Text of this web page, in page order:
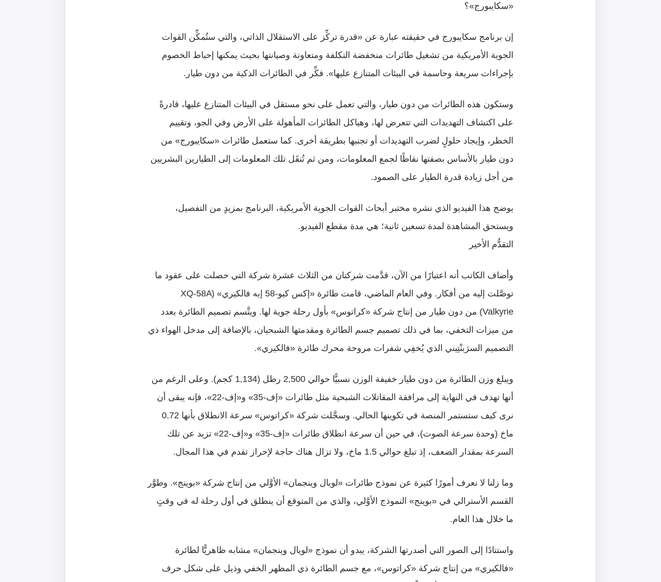
«سكايبورج»؟
إن برنامج سكايبورج في حقيقته عبارة عن «قدرة تركِّز على الاستقلال الذاتي، والتي ستُمكِّن القوات
الجوية الأمريكية من تشغيل طائرات منخفضة التكلفة ومتعاونة وصيانتها بحيث يمكنها إحباط الخصوم
بإجراءات سريعة وحاسمة في البيئات المتنازع عليها». فكِّر في الطائرات الذكية من دون طيار.
وستكون هذه الطائرات من دون طيار، والتي تعمل على نحو مستقل في البيئات المتنازع عليها، قادرةً
على اكتشاف التهديدات التي تتعرض لها، وهياكل الطائرات المأهولة على الأرض وفي الجو، وتقييم
الخطر، وإيجاد حلولٍ لضرب التهديدات أو تجنبها بطريقة أخرى. كما ستعمل طائرات «سكايبورج» من
دون طيار بالأساس بصفتها نقاطًا لجمع المعلومات، ومن ثم تُنقَل تلك المعلومات إلى الطيارين البشريين
من أجل زيادة قدرة الطيار على الصمود.
يوضح هذا الفيديو الذي نشره مختبر أبحاث القوات الجوية الأمريكية، البرنامج بمزيدٍ من التفصيل،
ويستحق المشاهدة لمدة تسعين ثانية؛ هي مدة مقطع الفيديو.
التقدُّم الأخير
وأضاف الكاتب أنه اعتبارًا من الآن، قدَّمت شركتان من الثلاث عشرة شركة التي حصلت على عقود ما
توصَّلت إليه من أفكار. وفي العام الماضي، قامت طائرة «إكس كيو-58 إيه فالكيري» (XQ-58A
Valkyrie) من دون طيار من إنتاج شركة «كراتوس» بأول رحلة جوية لها. ويتَّسم تصميم الطائرة بعدد
من ميزات التخفي، بما في ذلك تصميم جسم الطائرة ومقدمتها الشبحيان، بالإضافة إلى مدخل الهواء ذي
التصميم السرَبنْتِيني الذي يُخفِي شفرات مروحة محرك طائرة «فالكيري».
ويبلغ وزن الطائرة من دون طيار خفيفة الوزن نسبيًّا حوالي 2,500 رطل (1,134 كجم). وعلى الرغم من
أنها تهدف في النهاية إلى مرافقة المقاتلات الشبحية مثل طائرات «إف-35» و«إف-22»، فإنه يبقى أن
نرى كيف ستستمر المنصة في تكوينها الحالي. وسجَّلت شركة «كراتوس» سرعة الانطلاق بأنها 0.72
ماخ (وحدة سرعة الصوت)، في حين أن سرعة انطلاق طائرات «إف-35» و«إف-22» تزيد عن تلك
السرعة بمقدار الضعف، إذ تبلغ حوالي 1.5 ماخ، ولا تزال هناك حاجة لإحراز تقدم في هذا المجال.
وما زلنا لا نعرف أمورًا كثيرة عن نموذج طائرات «لويال وينجمان» الأوَّلي من إنتاج شركة «بوينج». وطوَّر
القسم الأسترالي في «بوينج» النموذج الأوَّلي، والذي من المتوقع أن ينطلق في أول رحلة له في وقتٍ
ما خلال هذا العام.
واستنادًا إلى الصور التي أصدرتها الشركة، يبدو أن نموذج «لويال وينجمان» مشابه ظاهريًّا لطائرة
«فالكيري» من إنتاج شركة «كراتوس»، مع جسم الطائرة ذي المظهر الخفي وذيل على شكل حرف